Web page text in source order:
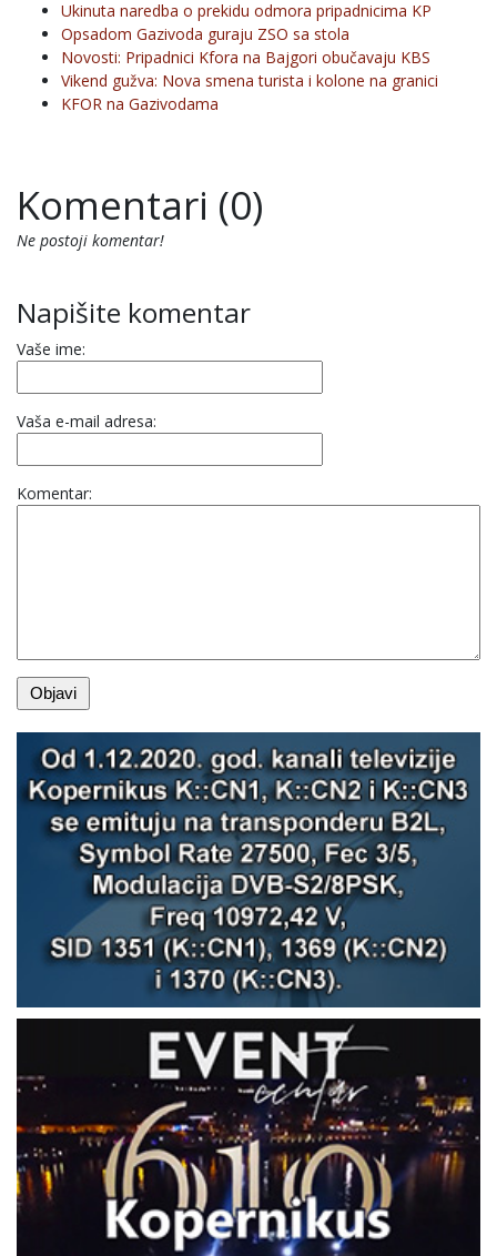
Ukinuta naredba o prekidu odmora pripadnicima KP
Opsadom Gazivoda guraju ZSO sa stola
Novosti: Pripadnici Kfora na Bajgori obučavaju KBS
Vikend gužva: Nova smena turista i kolone na granici
KFOR na Gazivodama
Komentari (0)
Ne postoji komentar!
Napišite komentar
Vaše ime:
Vaša e-mail adresa:
Komentar: